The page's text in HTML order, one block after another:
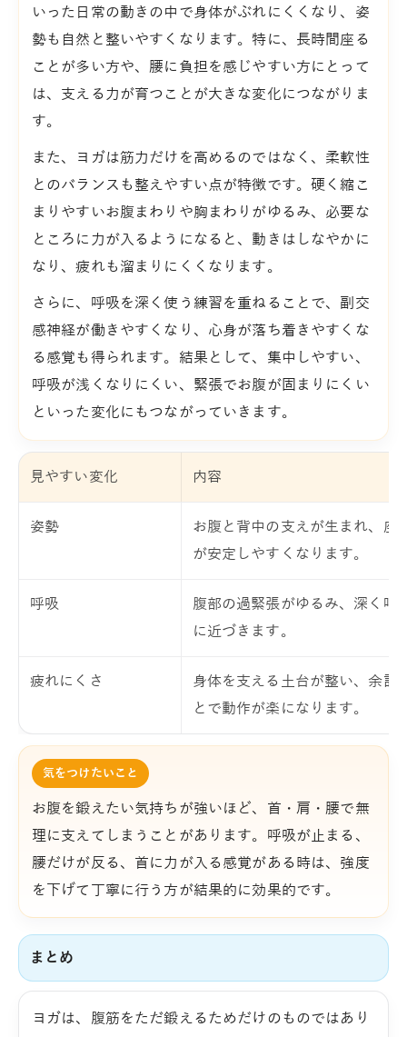
いった日常の動きの中で身体がぶれにくくなり、姿
勢も自然と整いやすくなります。特に、長時間座る
ことが多い方や、腰に負担を感じやすい方にとって
は、支える力が育つことが大きな変化につながりま
す。
また、ヨガは筋力だけを高めるのではなく、柔軟性
とのバランスも整えやすい点が特徴です。硬く縮こ
まりやすいお腹まわりや胸まわりがゆるみ、必要な
ところに力が入るようになると、動きはしなやかに
なり、疲れも溜まりにくくなります。
さらに、呼吸を深く使う練習を重ねることで、副交
感神経が働きやすくなり、心身が落ち着きやすくな
る感覚も得られます。結果として、集中しやすい、
呼吸が浅くなりにくい、緊張でお腹が固まりにくい
といった変化にもつながっていきます。
見やすい変化 内容
姿勢
お腹と背中の支えが生まれ、座
が安定しやすくなります。
呼吸
腹部の過緊張がゆるみ、深く呼
に近づきます。
疲れにくさ
身体を支える土台が整い、余計
とで動作が楽になります。
気をつけたいこと
お腹を鍛えたい気持ちが強いほど、首・肩・腰で無
理に支えてしまうことがあります。呼吸が止まる、
腰だけが反る、首に力が入る感覚がある時は、強度
を下げて丁寧に行う方が結果的に効果的です。
まとめ
ヨガは、腹筋をただ鍛えるためだけのものではあり